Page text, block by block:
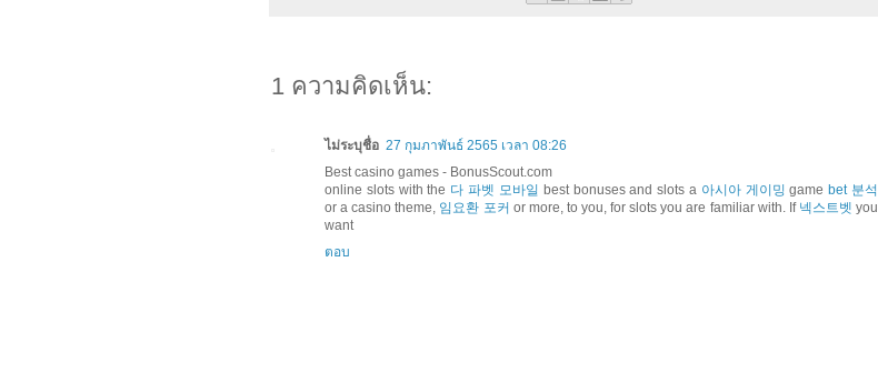
1 ความคิดเห็น:
ไม่ระบุชื่อ 27 กุมภาพันธ์ 2565 เวลา 08:26
Best casino games - BonusScout.com
online slots with the 다 파벳 모바일 best bonuses and slots a 아시아 게이밍 game bet 분석
or a casino theme, 임요환 포커 or more, to you, for slots you are familiar with. If 넥스트벳 you
want
ตอบ